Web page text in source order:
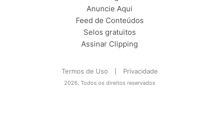
Anuncie Aqui
Feed de Conteúdos
Selos gratuitos
Assinar Clipping
Termos de Uso Privacidade
2026, Todos os direitos reservados